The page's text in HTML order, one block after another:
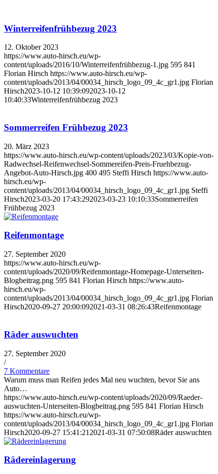
Winterreifenfrühbezug 2023
12. Oktober 2023
https://www.auto-hirsch.eu/wp-
content/uploads/2016/10/Winterreifenfrühbezug-1.jpg 595 841
Florian Hirsch https://www.auto-hirsch.eu/wp-
content/uploads/2013/04/00034_hirsch_logo_09_4c_gr1.jpg Florian
Hirsch2023-10-12 10:39:092023-10-12
10:40:33Winterreifenfrühbezug 2023
Sommerreifen Frühbezug 2023
20. März 2023
https://www.auto-hirsch.eu/wp-content/uploads/2023/03/Kopie-von-
Radwechsel-Reifenwechsel-Sommereifen-Preis-Fruehbezug-
Angebot-Auto-Hirsch.jpg 400 495 Steffi Hirsch https://www.auto-
hirsch.eu/wp-
content/uploads/2013/04/00034_hirsch_logo_09_4c_gr1.jpg Steffi
Hirsch2023-03-20 17:43:292023-03-23 10:10:33Sommerreifen
Frühbezug 2023
Reifenmontage
27. September 2020
https://www.auto-hirsch.eu/wp-
content/uploads/2020/09/Reifenmontage-Homepage-Unterseiten-
Blogbeitrag.png 595 841 Florian Hirsch https://www.auto-
hirsch.eu/wp-
content/uploads/2013/04/00034_hirsch_logo_09_4c_gr1.jpg Florian
Hirsch2020-09-27 20:00:092021-03-31 08:26:43Reifenmontage
Räder auswuchten
27. September 2020
/
7 Kommentare
Warum muss man Reifen jedes Mal neu wuchten, bevor Sie ans
Auto…
https://www.auto-hirsch.eu/wp-content/uploads/2020/09/Raeder-
auswuchten-Unterseiten-Blogbeitrag.png 595 841 Florian Hirsch
https://www.auto-hirsch.eu/wp-
content/uploads/2013/04/00034_hirsch_logo_09_4c_gr1.jpg Florian
Hirsch2020-09-27 15:41:21 2021-03-31 07:50:08Räder auswuchten
Rädereinlagerung